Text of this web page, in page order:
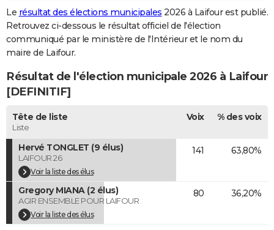
Destinations
City break
Voyage nature
Voyage de noces
Forum
Climat
+
PHOTO
GUIDES D'ACHAT
CARTE DE VOEUX
Carte de Noël
Carte Bonne année
Carte Saint-Valentin
Carte Pâques
Carte d'anniversaire
DICTIONNAIRE
PROGRAMME TV
COPAINS D'AVANT
S'inscrire
Se connecter
Lycées
Collèges
Primaires
Universités
Entreprises
Service militaire
Avis de recherche
AVIS DE DÉCÈS
FORUM
Le résultat des élections municipales 2026 à Laifour est publié.
Retrouvez ci-dessous le résultat officiel de l'élection
communiqué par le ministère de l'Intérieur et le nom du
maire de Laifour.
Résultat de l'élection municipale 2026 à Laifour
[DEFINITIF]
Tête de liste
Liste
Voix % des voix
Hervé TONGLET (9 élus)
LAIFOUR 26
Voir la liste des élus
141 63,80%
Gregory MIANA (2 élus)
AGIR ENSEMBLE POUR LAIFOUR
Voir la liste des élus
80 36,20%